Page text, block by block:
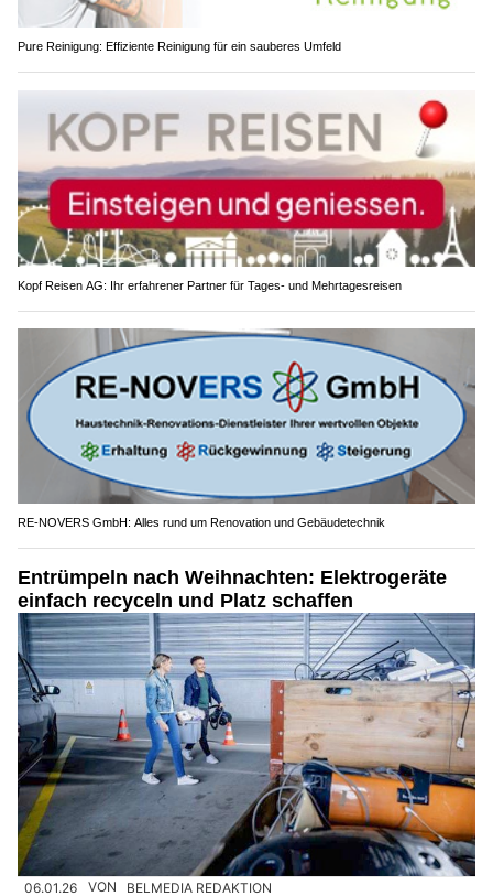
Pure Reinigung: Effiziente Reinigung für ein sauberes Umfeld
Kopf Reisen AG: Ihr erfahrener Partner für Tages- und Mehrtagesreisen
RE-NOVERS GmbH: Alles rund um Renovation und Gebäudetechnik
Entrümpeln nach Weihnachten: Elektrogeräte
einfach recyceln und Platz schaffen
06.01.26 VON BELMEDIA REDAKTION